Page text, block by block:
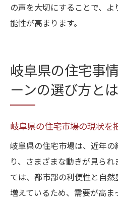
の声を大切にすることで、
能性が高まります。
岐阜県の住宅事
ーンの選び方とは
岐阜県の住宅市場の現状を
岐阜県の住宅市場は、近年
り、さまざまな動きが見ら
ては、都市部の利便性と自
増えているため、需要が高